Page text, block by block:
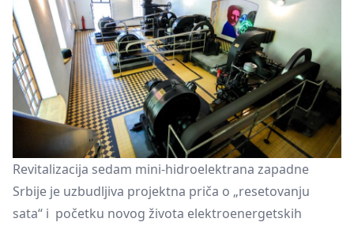
Revitalizacija sedam mini-hidroelektrana zapadne
Srbije je uzbudljiva projektna priča o „resetovanju
sata“ i početku novog života elektroenergetskih